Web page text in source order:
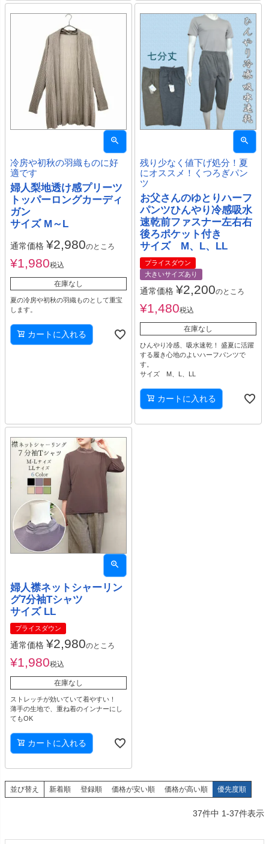
冷房や初秋の羽織ものに好
適です
婦人梨地透け感プリーツ
トッパーロングカーディ
ガン
サイズ M～L
通常価格 ¥2,980のところ
¥1,980税込
在庫なし
夏の冷房や初秋の羽織ものとして重宝
します。
カートに入れる
残り少なく値下げ処分！夏
にオススメ！くつろぎパン
ツ
お父さんのゆとりハーフ
パンツひんやり冷感吸水
速乾前ファスナー左右右
後ろポケット付き
サイズ M、L、LL
プライスダウン
大きいサイズあり
通常価格 ¥2,200のところ
¥1,480税込
在庫なし
ひんやり冷感、吸水速乾！ 盛夏に活躍
する履き心地のよいハーフパンツで
す。
サイズ M、L、LL
カートに入れる
婦人襟ネットシャーリン
グ7分袖Tシャツ
サイズ LL
プライスダウン
通常価格 ¥2,980のところ
¥1,980税込
在庫なし
ストレッチが効いていて着やすい！
薄手の生地で、重ね着のインナーにし
てもOK
カートに入れる
並び替え 新着順 登録順 価格が安い順 価格が高い順 優先度順
37件中 1-37件表示